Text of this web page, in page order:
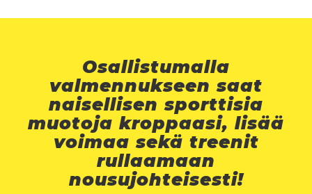
Osallistumalla
valmennukseen saat
naisellisen sporttisia
muotoja kroppaasi, lisää
voimaa sekä treenit
rullaamaan
nousujohteisesti!